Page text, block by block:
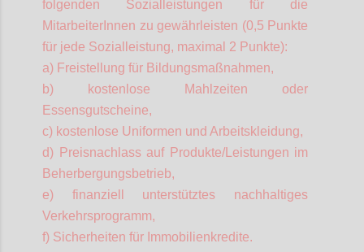
folgenden Sozialleistungen für die
MitarbeiterInnen zu gewährleisten (0,5 Punkte
für jede Sozialleistung, maximal 2 Punkte):
a) Freistellung für Bildungsmaßnahmen,
b) kostenlose Mahlzeiten oder
Essensgutscheine,
c) kostenlose Uniformen und Arbeitskleidung,
d) Preisnachlass auf Produkte/Leistungen im
Beherbergungsbetrieb,
e) finanziell unterstütztes nachhaltiges
Verkehrsprogramm,
f) Sicherheiten für Immobilienkredite.